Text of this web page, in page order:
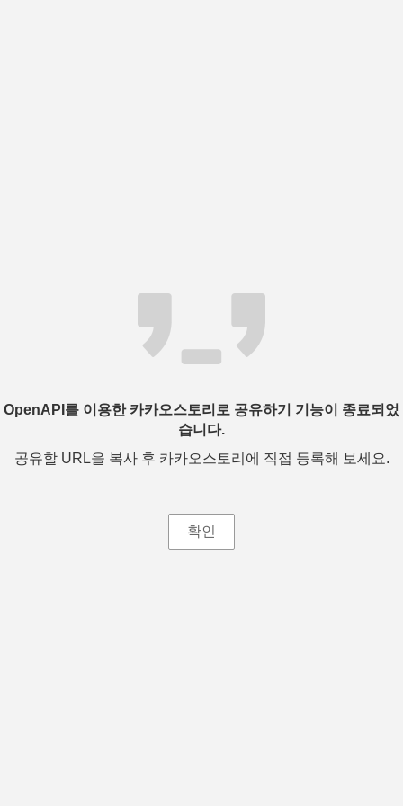
OpenAPI를 이용한 카카오스토리로 공유하기 기능이 종료되었
습니다.
공유할 URL을 복사 후 카카오스토리에 직접 등록해 보세요.
확인